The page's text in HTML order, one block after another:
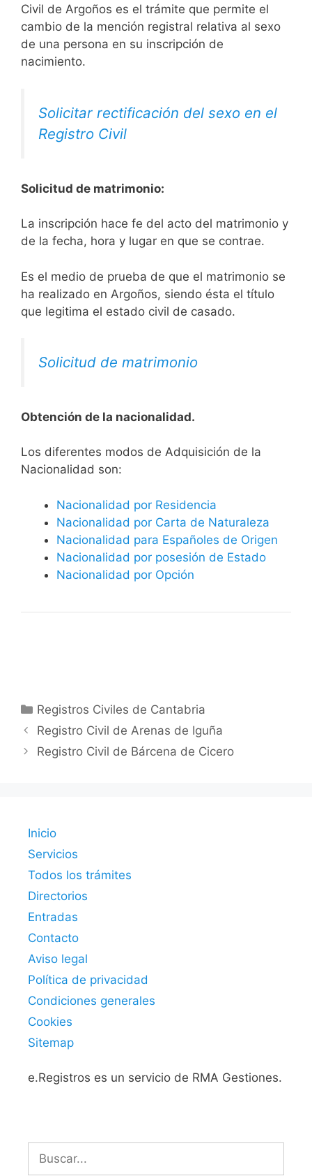
Civil de Argoños es el trámite que permite el
cambio de la mención registral relativa al sexo
de una persona en su inscripción de
nacimiento.
Solicitar rectificación del sexo en el
Registro Civil
Solicitud de matrimonio:
La inscripción hace fe del acto del matrimonio y
de la fecha, hora y lugar en que se contrae.
Es el medio de prueba de que el matrimonio se
ha realizado en Argoños, siendo ésta el título
que legitima el estado civil de casado.
Solicitud de matrimonio
Obtención de la nacionalidad.
​​​Los diferentes modos de Adquisición de la
Nacionalidad son:
Nacionalidad por Residencia
Nacionalidad por Carta de Naturaleza
Nacionalidad para Españoles de Origen
Nacionalidad por posesión de Estado
Nacionalidad por Opción
Categorías
Registros Civiles de Cantabria
Registro Civil de Arenas de Iguña
Registro Civil de Bárcena de Cicero
Inicio
Servicios
Todos los trámites
Directorios
Entradas
Contacto
Aviso legal
Política de privacidad
Condiciones generales
Cookies
Sitemap
e.Registros es un servicio de RMA Gestiones.
Buscar: